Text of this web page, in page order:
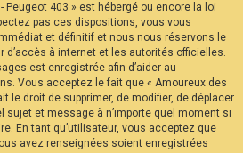
Peugeot 403 » est hébergé ou encore la loi
pas ces dispositions, vous vous
et définitif et nous nous réservons le
d’accès à internet et les autorités officielles.
est enregistrée afin d’aider au
Vous acceptez le fait que « Amoureux des
le droit de supprimer, de modifier, de déplacer
sujet et message à n’importe quel moment si
En tant qu’utilisateur, vous acceptez que
avez renseignées soient enregistrées